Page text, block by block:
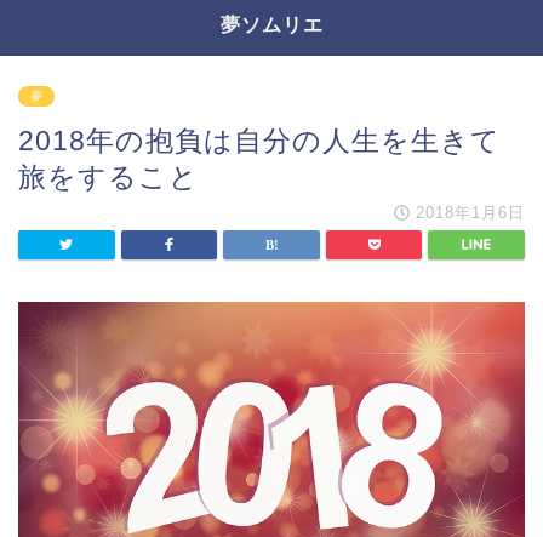
夢ソムリエ
夢
2018年の抱負は自分の人生を生きて
旅をすること
2018年1月6日